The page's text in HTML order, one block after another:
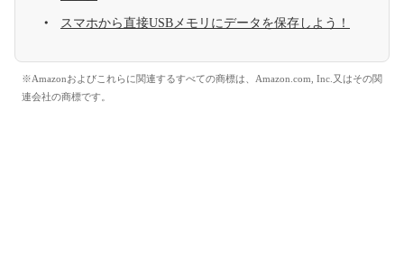
スマホから直接USBメモリにデータを保存しよう！
※Amazonおよびこれらに関連するすべての商標は、Amazon.com, Inc.又はその関
連会社の商標です。